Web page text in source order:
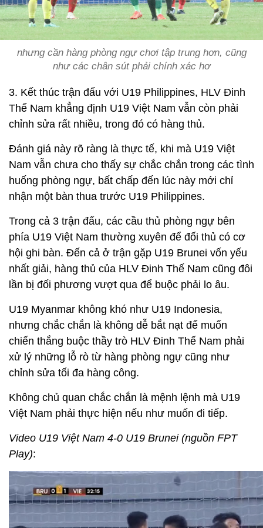
nhưng cần hàng phòng ngự chơi tập trung hơn, cũng
như các chân sút phải chính xác hơ
3. Kết thúc trận đấu với U19 Philippines, HLV Đinh
Thế Nam khẳng định U19 Việt Nam vẫn còn phải
chỉnh sửa rất nhiều, trong đó có hàng thủ.
Đánh giá này rõ ràng là thực tế, khi mà U19 Việt
Nam vẫn chưa cho thấy sự chắc chắn trong các tình
huống phòng ngự, bất chấp đến lúc này mới chỉ
nhận một bàn thua trước U19 Philippines.
Trong cả 3 trận đấu, các cầu thủ phòng ngự bên
phía U19 Việt Nam thường xuyên để đối thủ có cơ
hội ghi bàn. Đến cả ở trận gặp U19 Brunei vốn yếu
nhất giải, hàng thủ của HLV Đinh Thế Nam cũng đôi
lần bị đối phương vượt qua để buộc phải lo âu.
U19 Myanmar không khó như U19 Indonesia,
nhưng chắc chắn là không dễ bắt nạt để muốn
chiến thắng buộc thầy trò HLV Đinh Thế Nam phải
xử lý những lỗ rò từ hàng phòng ngự cũng như
chỉnh sửa tối đa hàng công.
Không chủ quan chắc chắn là mệnh lệnh mà U19
Việt Nam phải thực hiện nếu như muốn đi tiếp.
Video U19 Việt Nam 4-0 U19 Brunei (nguồn FPT
Play):